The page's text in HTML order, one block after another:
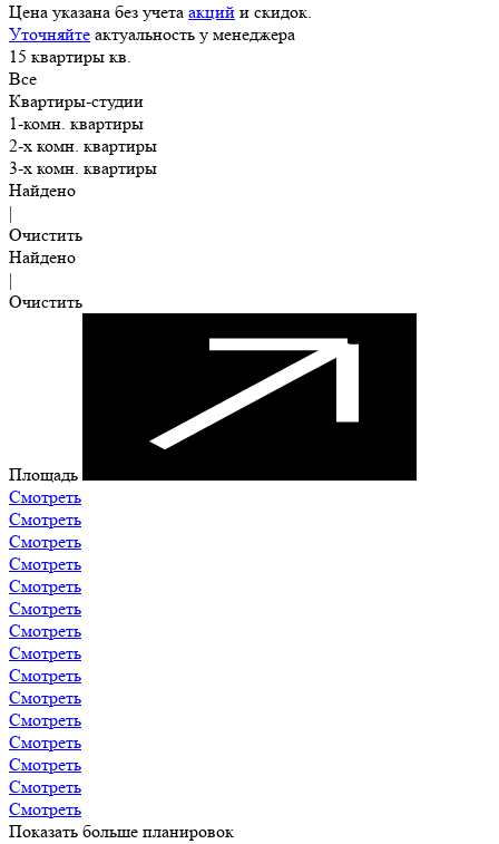
Цена указана без учета акций и скидок.
Уточняйте актуальность у менеджера
15 квартиры кв.
Все
Квартиры-студии
1-комн. квартиры
2-х комн. квартиры
3-х комн. квартиры
Найдено
|
Очистить
Найдено
|
Очистить
Площадь
Смотреть
Смотреть
Смотреть
Смотреть
Смотреть
Смотреть
Смотреть
Смотреть
Смотреть
Смотреть
Смотреть
Смотреть
Смотреть
Смотреть
Смотреть
Показать больше планировок